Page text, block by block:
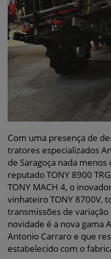
Com uma presença de
tratores especializados
de Saragoça nada
reputado TONY 8900
TONY MACH 4, o
vinhateiro TONY 8700V,
transmissões de
novidade é a nova gama
Antonio Carraro e que
estabelecido com o